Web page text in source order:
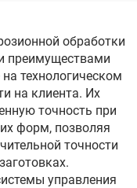
обработки
преимуществами
технологическом
на клиента. Их
точность при
форм, позволяя
точности
управления